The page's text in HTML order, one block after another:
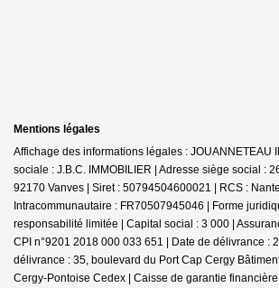
Mentions légales
Affichage des informations légales : JOUANNETEAU
sociale : J.B.C. IMMOBILIER | Adresse siège social :
92170 Vanves | Siret : 50794504600021 | RCS :
Intracommunautaire : FR70507945046 | Forme
responsabilité limitée | Capital social : 3 000 |
CPI n°9201 2018 000 033 651 | Date de délivrance :
délivrance : 35, boulevard du Port Cap Cergy
Cergy-Pontoise Cedex | Caisse de garantie financière